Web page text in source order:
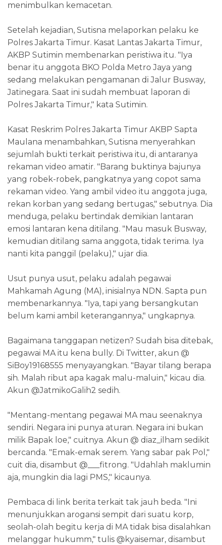
menimbulkan kemacetan.
Setelah kejadian, Sutisna melaporkan pelaku ke
Polres Jakarta Timur. Kasat Lantas Jakarta Timur,
AKBP Sutimin membenarkan peristiwa itu. "Iya
benar itu anggota BKO Polda Metro Jaya yang
sedang melakukan pengamanan di Jalur Busway,
Jatinegara. Saat ini sudah membuat laporan di
Polres Jakarta Timur," kata Sutimin.
Kasat Reskrim Polres Jakarta Timur AKBP Sapta
Maulana menambahkan, Sutisna menyerahkan
sejumlah bukti terkait peristiwa itu, di antaranya
rekaman video amatir. "Barang buktinya bajunya
yang robek-robek, pangkatnya yang copot sama
rekaman video. Yang ambil video itu anggota juga,
rekan korban yang sedang bertugas," sebutnya. Dia
menduga, pelaku bertindak demikian lantaran
emosi lantaran kena ditilang. "Mau masuk Busway,
kemudian ditilang sama anggota, tidak terima. Iya
nanti kita panggil (pelaku)," ujar dia.
Usut punya usut, pelaku adalah pegawai
Mahkamah Agung (MA), inisialnya NDN. Sapta pun
membenarkannya. "Iya, tapi yang bersangkutan
belum kami ambil keterangannya," ungkapnya.
Bagaimana tanggapan netizen? Sudah bisa ditebak,
pegawai MA itu kena bully. Di Twitter, akun @
SiBoy19168555 menyayangkan. "Bayar tilang berapa
sih. Malah ribut apa kagak malu-maluin," kicau dia.
Akun @JatmikoGalih2 sedih.
"Mentang-mentang pegawai MA mau seenaknya
sendiri. Negara ini punya aturan. Negara ini bukan
milik Bapak loe," cuitnya. Akun @ diaz_ilham sedikit
bercanda. "Emak-emak serem. Yang sabar pak Pol,"
cuit dia, disambut @___fitrong. "Udahlah maklumin
aja, mungkin dia lagi PMS," kicaunya.
Pembaca di link berita terkait tak jauh beda. "Ini
menunjukkan arogansi sempit dari suatu korp,
seolah-olah begitu kerja di MA tidak bisa disalahkan
melanggar hukumm," tulis @kyaisemar, disambut